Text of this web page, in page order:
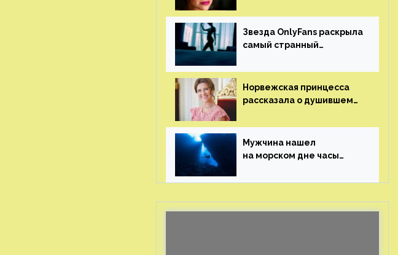
Звезда OnlyFans раскрыла
самый странный
от фаната
Норвежская принцесса
рассказала о душившем
генерала
Мужчина нашел
на морском дне часы
рублей с помощью